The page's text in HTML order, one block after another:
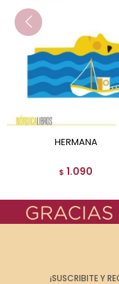
HERMANA
$ 1.090
¡SUSCRIBITE Y